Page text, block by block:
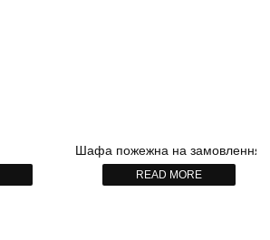
Шафа пожежна на замовлення
READ MORE